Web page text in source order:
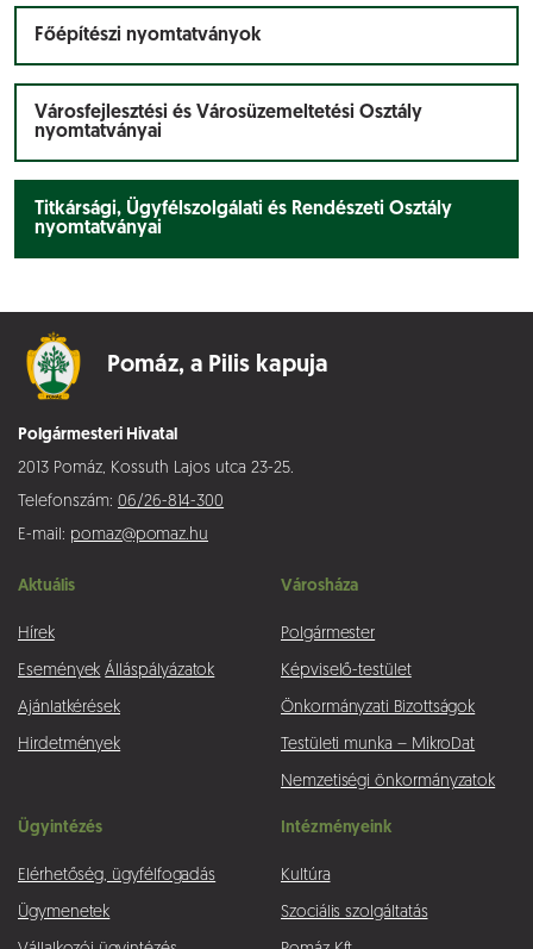
Főépítészi nyomtatványok
Városfejlesztési és Városüzemeltetési Osztály
nyomtatványai
Titkársági, Ügyfélszolgálati és Rendészeti Osztály
nyomtatványai
Pomáz, a Pilis kapuja
Polgármesteri Hivatal
2013 Pomáz, Kossuth Lajos utca 23-25.
Telefonszám: 06/26-814-300
E-mail: pomaz@pomaz.hu
Aktuális
Hírek
Események Álláspályázatok
Ajánlatkérések
Hirdetmények
Városháza
Polgármester
Képviselő-testület
Önkormányzati Bizottságok
Testületi munka – MikroDat
Nemzetiségi önkormányzatok
Ügyintézés
Elérhetőség, ügyfélfogadás
Ügymenetek
Intézményeink
Kultúra
Szociális szolgáltatás